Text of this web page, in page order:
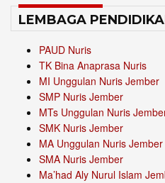
LEMBAGA
PAUD Nuris
TK Bina Anaprasa Nuris
MI Unggulan Nuris Jember
SMP Nuris Jember
MTs Unggulan Nuris
SMK Nuris Jember
MA Unggulan Nuris Jember
SMA Nuris Jember
Ma’had Aly Nurul Islam